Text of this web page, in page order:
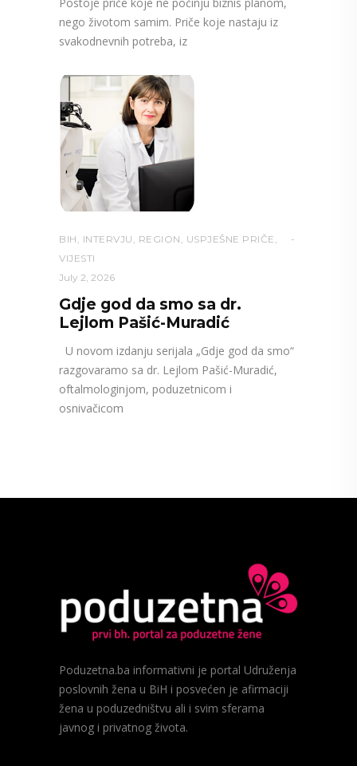
nego životom samim. Priče koje nastaju iz
svakodnevnih potreba, iz
BIH , INTERVJU , REGION , USPJEŠNE PRIČE ,
VIJESTI
July 2, 2026
Gdje god da smo sa dr.
Lejlom Pašić-Muradić
U novom izdanju serijala „Gdje god da smo“
razgovaramo sa dr. Lejlom Pašić-Muradić,
oftalmologinjom, poduzetnicom i
osnivačicom
Poduzetna.ba informativni je portal Udruženja
poslovnih žena u BiH i posvećen je afirmaciji
žena u poduzedništvu ali i svim sferama
javnog i privatnog života.